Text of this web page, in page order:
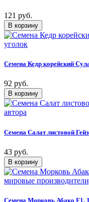
121 руб.
Семена Кедр корейский
92 руб.
Семена Салат листовой
43 руб.
Семена Морковь Абако F1,